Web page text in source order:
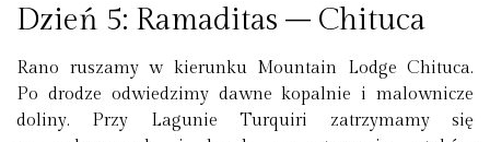
Dzień 5: Ramaditas – Chituca
Rano ruszamy w kierunku Mountain Lodge Chituca.
Po drodze odwiedzimy dawne kopalnie i malownicze
doliny. Przy Lagunie Turquiri zatrzymamy się